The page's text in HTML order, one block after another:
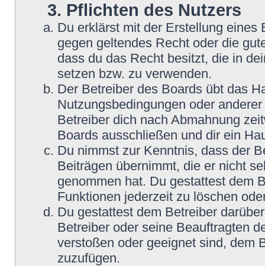
3. Pflichten des Nutzers
Du erklärst mit der Erstellung eines
gegen geltendes Recht oder die
dass du das Recht besitzt, die in
setzen bzw. zu verwenden.
Der Betreiber des Boards übt das
Nutzungsbedingungen oder
Betreiber dich nach Abmahnung
Boards ausschließen und dir ein
Du nimmst zur Kenntnis, dass der
Beiträgen übernimmt, die er nicht
genommen hat. Du gestattest dem
Funktionen jederzeit zu löschen
Du gestattest dem Betreiber
Betreiber oder seine Beauftragten
verstoßen oder geeignet sind, dem
zuzufügen.